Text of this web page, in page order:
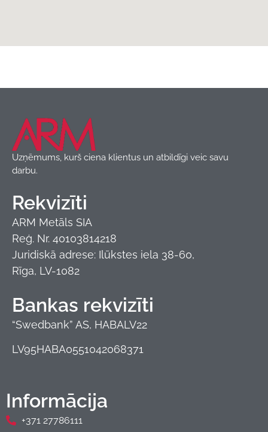
Uzņēmums, kurš ciena klientus un atbildīgi veic savu
darbu.
Rekvizīti
ARM Metāls SIA
Reģ. Nr. 40103814218
Juridiskā adrese: Ilūkstes iela 38-60,
Rīga, LV-1082
Bankas rekvizīti
“Swedbank” AS, HABALV22
LV95HABA0551042068371
Informācija
+371 27786111